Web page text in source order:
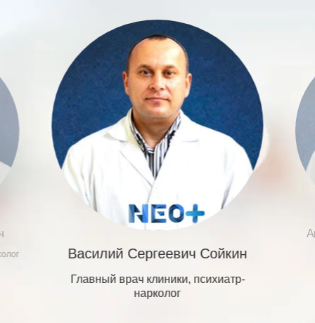
Василий Сергеевич Сойкин
Главный врач клиники, психиатр-
нарколог